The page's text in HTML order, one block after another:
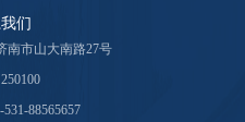
们
南市山大南路27号
88565657